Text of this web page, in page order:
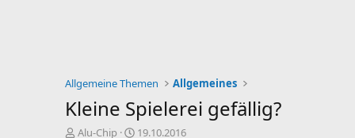
Allgemeine Themen Allgemeines
Kleine Spielerei gefällig?
E
Alu-Chip
E19.10.2016